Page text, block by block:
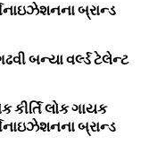
બ્રાન્ડ
બન્યા વર્લ્ડ ટેલેન્ટ
લોક ગાયક
બ્રાન્ડ